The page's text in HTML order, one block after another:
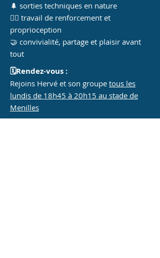
🌲 sorties techniques en nature
🏋️‍♀️ travail de renforcement et
proprioception
🤝 convivialité, partage et plaisir avant
tout
🗓️Rendez-vous :
Rejoins Hervé et son groupe tous les
lundis de 18h45 à 20h15 au stade de
Menilles